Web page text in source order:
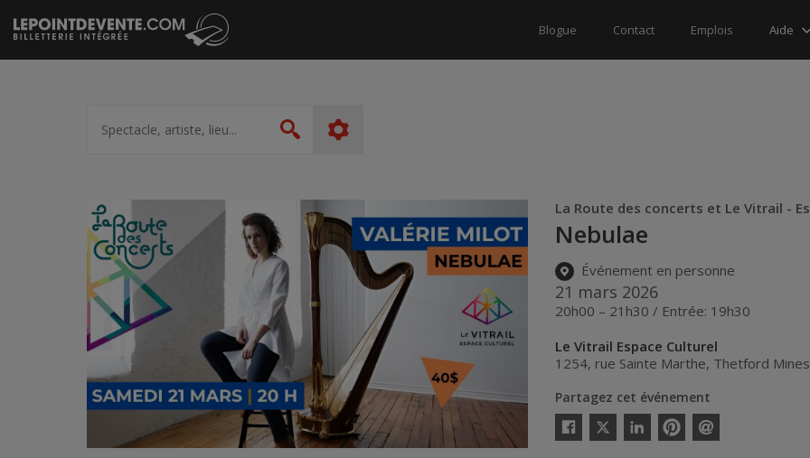
Passer
au
contenu
Blogue Contact Emplois Aide
artiste,
lieu...
Rechercher
La Route des concerts et Le Vitrail -
Nebulae
Événement en personne
21 mars 2026
20h00 – 21h30 / Entrée: 19h30
Le Vitrail Espace Culturel
1254, rue Sainte Marthe, Thetford Mines
Partagez cet événement
Facebook
Twitter
LinkedinPinterestEnvoyer